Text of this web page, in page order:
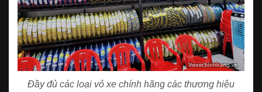
Đầy đủ các loại vỏ xe chính hãng các thương hiệu